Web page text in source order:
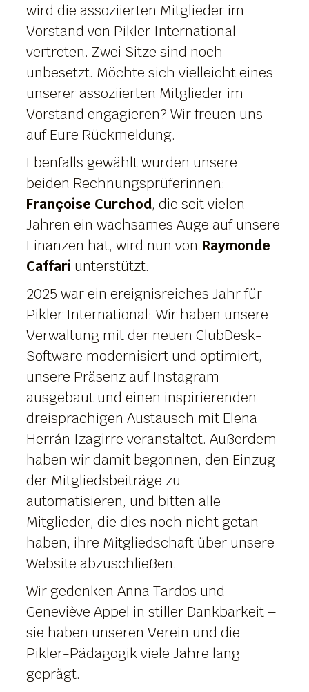
wird die assoziierten Mitglieder im
Vorstand von Pikler International
vertreten. Zwei Sitze sind noch
unbesetzt. Möchte sich vielleicht eines
unserer assoziierten Mitglieder im
Vorstand engagieren? Wir freuen uns
auf Eure Rückmeldung.
Ebenfalls gewählt wurden unsere
beiden Rechnungsprüferinnen:
Françoise Curchod, die seit vielen
Jahren ein wachsames Auge auf unsere
Finanzen hat, wird nun von Raymonde
Caffari unterstützt.
2025 war ein ereignisreiches Jahr für
Pikler International: Wir haben unsere
Verwaltung mit der neuen ClubDesk-
Software modernisiert und optimiert,
unsere Präsenz auf Instagram
ausgebaut und einen inspirierenden
dreisprachigen Austausch mit Elena
Herrán Izagirre veranstaltet. Außerdem
haben wir damit begonnen, den Einzug
der Mitgliedsbeiträge zu
automatisieren, und bitten alle
Mitglieder, die dies noch nicht getan
haben, ihre Mitgliedschaft über unsere
Website abzuschließen.
Wir gedenken Anna Tardos und
Geneviève Appel in stiller Dankbarkeit –
sie haben unseren Verein und die
Pikler-Pädagogik viele Jahre lang
geprägt.